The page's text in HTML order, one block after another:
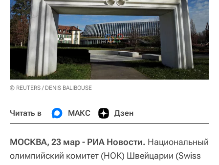
© REUTERS / DENIS BALIBOUSE
Читать в МАКС Дзен
МОСКВА, 23 мар - РИА Новости. Национальный
олимпийский комитет (НОК) Швейцарии (Swiss